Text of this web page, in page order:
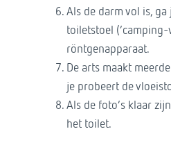
Als de darm vol is, ga
toiletstoel
röntgenapparaat.
De arts maakt
je probeert de
Als de foto’s klaar
het toilet.